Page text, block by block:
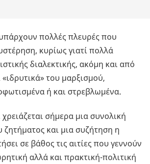
πολλές πλευρές που
κυρίως γιατί πολλά
διαλεκτικής, ακόμη και από
«ιδρυτικά» του μαρξισμού,
ή και στρεβλωμένα.
χρειάζεται σήμερα μια συνολική
ζητήματος και μια συζήτηση η
σε βάθος τις αιτίες που γεννούν
αλλά και πρακτική-πολιτική